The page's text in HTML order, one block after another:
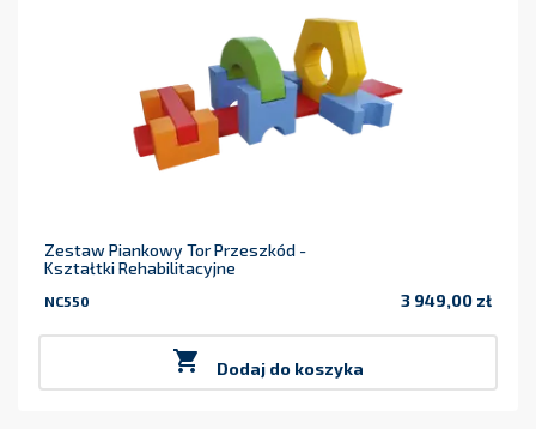
Zestaw Piankowy Tor Przeszkód -
Kształtki Rehabilitacyjne
NC550 3 949,00 zł
 Dodaj do koszyka